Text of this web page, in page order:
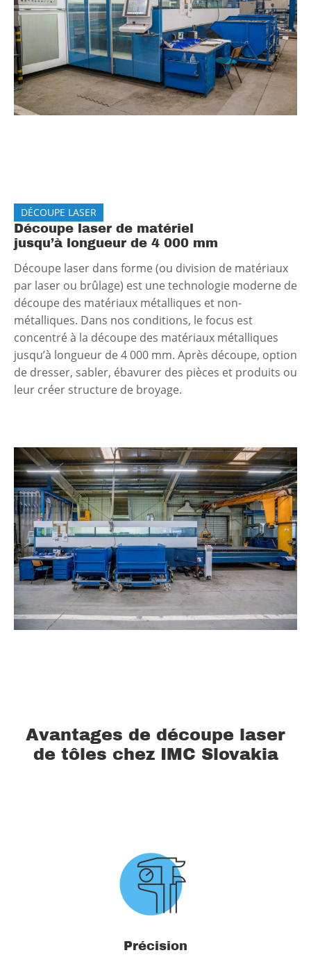
DÉCOUPE LASER
Découpe laser de matériel
jusqu’à longueur de 4 000 mm
Découpe laser dans forme (ou division de matériaux
par laser ou brûlage) est une technologie moderne de
découpe des matériaux métalliques et non-
métalliques. Dans nos conditions, le focus est
concentré à la découpe des matériaux métalliques
jusqu’à longueur de 4 000 mm. Après découpe, option
de dresser, sabler, ébavurer des pièces et produits ou
leur créer structure de broyage.
Avantages de découpe laser
de tôles chez IMC Slovakia
Précision